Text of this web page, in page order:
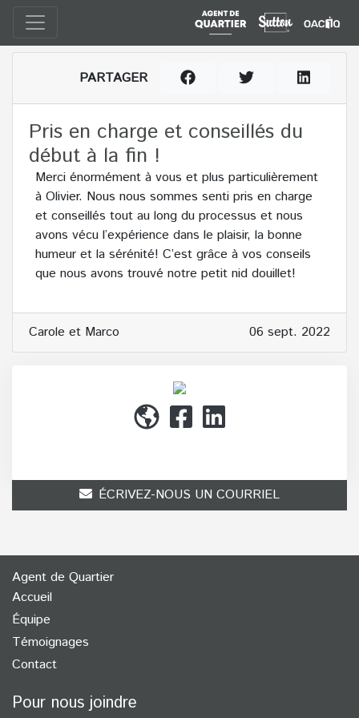
PARTAGER
Pris en charge et conseillés du
début à la fin !
Merci énormément à vous et plus particulièrement
à Olivier. Nous nous sommes senti pris en charge
et conseillés tout au long du processus et nous
avons vécu l’expérience dans le plaisir, la bonne
humeur et la sérénité! C’est grâce à vos conseils
que nous avons trouvé notre petit nid douillet!
Carole et Marco 06 sept. 2022
ÉCRIVEZ-NOUS UN COURRIEL
Agent de Quartier
Accueil
Équipe
Témoignages
Contact
Pour nous joindre